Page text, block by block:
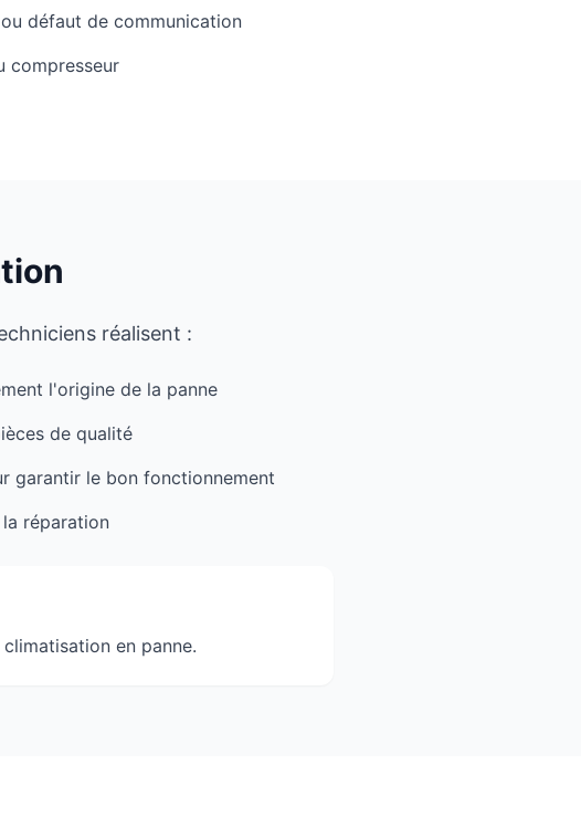
défaut de communication
compresseur
réalisent :
l'origine de la panne
de qualité
garantir le bon fonctionnement
réparation
en panne.